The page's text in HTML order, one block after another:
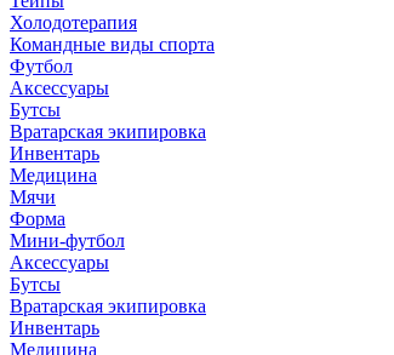
Холодотерапия
Командные виды спорта
Футбол
Аксессуары
Бутсы
Вратарская экипировка
Инвентарь
Медицина
Мячи
Форма
Мини-футбол
Аксессуары
Бутсы
Вратарская экипировка
Инвентарь
Медицина